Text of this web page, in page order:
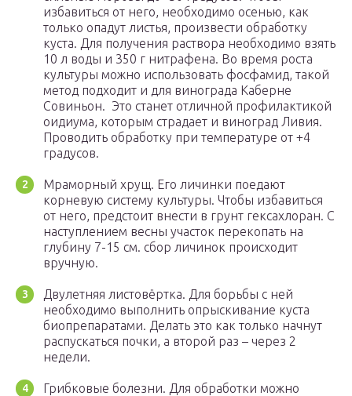
избавиться от него, необходимо осенью, как
только опадут листья, произвести обработку
куста. Для получения раствора необходимо взять
10 л воды и 350 г нитрафена. Во время роста
культуры можно использовать фосфамид, такой
метод подходит и для винограда Каберне
Совиньон. Это станет отличной профилактикой
оидиума, которым страдает и виноград Ливия.
Проводить обработку при температуре от +4
градусов.
Мраморный хрущ. Его личинки поедают
корневую систему культуры. Чтобы избавиться
от него, предстоит внести в грунт гексахлоран. С
наступлением весны участок перекопать на
глубину 7-15 см. сбор личинок происходит
вручную.
Двулетняя листовёртка. Для борьбы с ней
необходимо выполнить опрыскивание куста
биопрепаратами. Делать это как только начнут
распускаться почки, а второй раз – через 2
недели.
Грибковые болезни. Для обработки можно